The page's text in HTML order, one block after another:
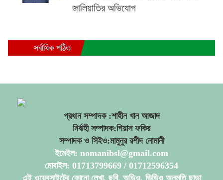
জালিয়াতির অভিযোগ
সর্বাধিক পঠিত
প্রধান সম্পাদক :শাহীন খান আজাদ
নির্বাহী সম্পাদক:গিয়াস ফকির
সম্পাদক ও সিইও:মামুনুর রশীদ নোমানী
ইমেইল: nomanibsl@gmail.com
মোবাইল: 01713799669 / 01712596354
এই ওয়েবসাইটের কোনো লেখা, ছবি, অডিও, ভিডিও অনুমতি ছাড়া